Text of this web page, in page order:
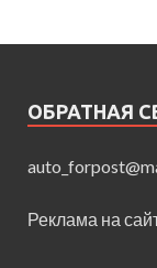
ОБРАТНАЯ
Реклама на